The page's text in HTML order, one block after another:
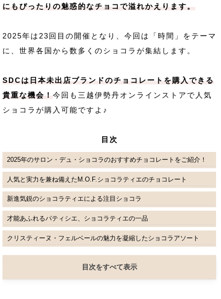
にもぴったりの魅惑的なチョコで溢れかえります。
2025年は23回目の開催となり、今回は「時間」をテーマ
に、世界各国から数多くのショコラが集結します。
SDCは日本未出店ブランドのチョコレートを購入できる
貴重な機会！ 今回も三越伊勢丹オンラインストアで人気
ショコラが購入可能ですよ♪
目次
2025年のサロン・デュ・ショコラのおすすめチョコレートをご紹介！
人気と実力を兼ね備えたM.O.F.ショコラティエのチョコレート
新進気鋭のショコラティエによる注目ショコラ
才能あふれるパティシエ、ショコラティエの一品
クリスティーヌ・フェルベールの魅力を凝縮したショコラアソート
目次をすべて表示